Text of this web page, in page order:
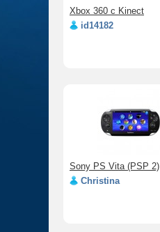
Xbox 360 c Kinect
id14182
Sony PS Vita (PSP 2)
Christina